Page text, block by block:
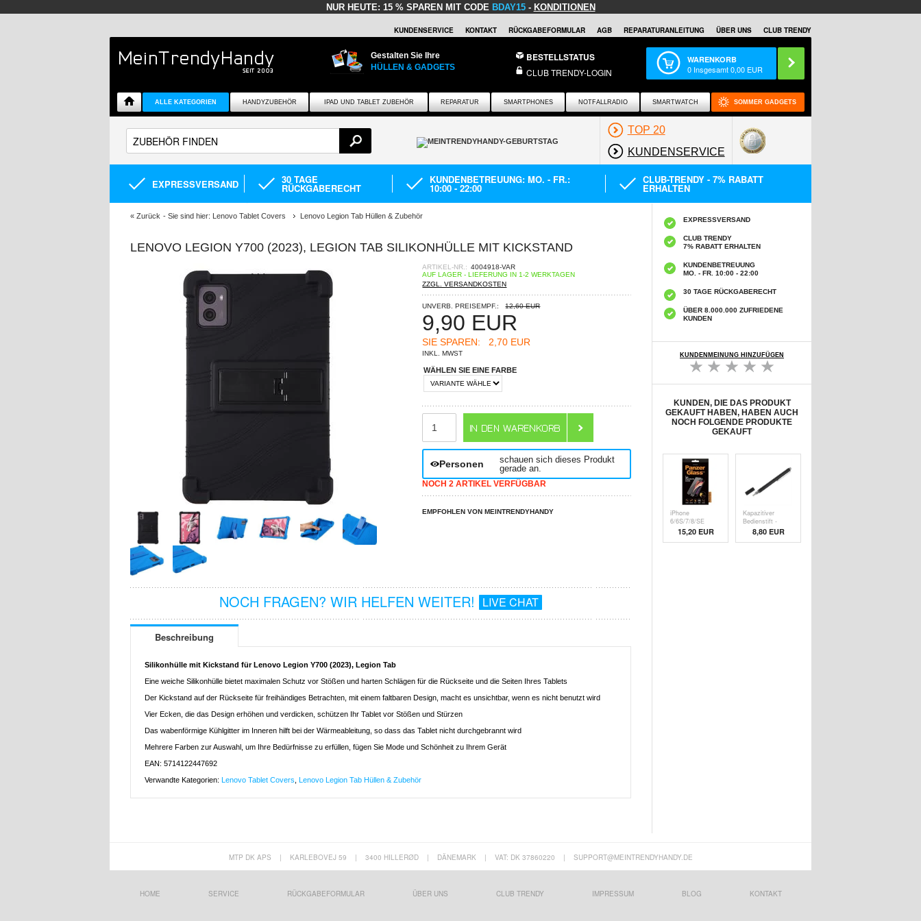
NUR HEUTE: 15 % SPAREN MIT CODE BDAY15- KONDITIONEN
KUNDENSERVICE KONTAKT RÜCKGABEFORMULAR AGB REPARATURANLEITUNG ÜBER UNS CLUB TRENDY
Gestalten Sie Ihre
HÜLLEN & GADGETS
BESTELLSTATUS
CLUB TRENDY-LOGIN
WARENKORB
0 Insgesamt0,00 EUR
ALLE KATEGORIEN HANDYZUBEHÖR IPAD UND TABLET ZUBEHÖR REPARATUR SMARTPHONES NOTFALLRADIO SMARTWATCH SOMMER GADGETS
TOP 20
KUNDENSERVICE
EXPRESSVERSAND 30 TAGE
RÜCKGABERECHT
KUNDENBETREUUNG: MO. - FR.:
10:00 - 22:00
CLUB-TRENDY - 7% RABATT
ERHALTEN
« Zurück - Sie sind hier: Lenovo Tablet Covers Lenovo Legion Tab Hüllen & Zubehör
LENOVO LEGION Y700 (2023), LEGION TAB SILIKONHÜLLE MIT KICKSTAND
ARTIKEL-NR.: 4004918-VAR
AUF LAGER - LIEFERUNG IN 1-2 WERKTAGEN
ZZGL. VERSANDKOSTEN
UNVERB. PREISEMPF.: 12,60 EUR
9,90 EUR
SIE SPAREN: 2,70 EUR
INKL. MWST
WÄHLEN SIE EINE FARBE
Personen
schauen sich dieses Produkt
gerade an.
NOCH 2 ARTIKEL VERFÜGBAR
EMPFOHLEN VON MEINTRENDYHANDY
NOCH FRAGEN? WIR HELFEN WEITER! LIVE CHAT
Beschreibung
Silikonhülle mit Kickstand für Lenovo Legion Y700 (2023), Legion Tab
Eine weiche Silikonhülle bietet maximalen Schutz vor Stößen und harten Schlägen für die Rückseite und die Seiten Ihres Tablets
Der Kickstand auf der Rückseite für freihändiges Betrachten, mit einem faltbaren Design, macht es unsichtbar, wenn es nicht benutzt wird
Vier Ecken, die das Design erhöhen und verdicken, schützen Ihr Tablet vor Stößen und Stürzen
Das wabenförmige Kühlgitter im Inneren hilft bei der Wärmeableitung, so dass das Tablet nicht durchgebrannt wird
Mehrere Farben zur Auswahl, um Ihre Bedürfnisse zu erfüllen, fügen Sie Mode und Schönheit zu Ihrem Gerät
EAN: 5714122447692
Verwandte Kategorien:
Lenovo Tablet Covers Lenovo Legion Tab Hüllen & Zubehör
EXPRESSVERSAND
CLUB TRENDY
7% RABATT ERHALTEN
KUNDENBETREUUNG
MO. - FR. 10:00 - 22:00
30 TAGE RÜCKGABERECHT
ÜBER 8.000.000 ZUFRIEDENE
KUNDEN
KUNDENMEINUNG HINZUFÜGEN
KUNDEN, DIE DAS PRODUKT
GEKAUFT HABEN, HABEN AUCH
NOCH FOLGENDE PRODUKTE
GEKAUFT
iPhone
6/6S/7/8/SE
(2020)/SE (
15,20 EUR
Kapazitiver
Bedienstift -
Schw8,80 EUR
MTP DK APS | KARLEBOVEJ 59 | 3400 HILLERØD | DÄNEMARK | VAT: DK 37860220 | SUPPORT@MEINTRENDYHANDY.DE
HOME SERVICE RÜCKGABEFORMULAR ÜBER UNS CLUB TRENDY IMPRESSUM BLOG KONTAKT